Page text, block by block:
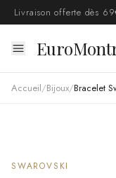
Livraison offerte dès
Accueil/Bijoux/
SWAROVSKI